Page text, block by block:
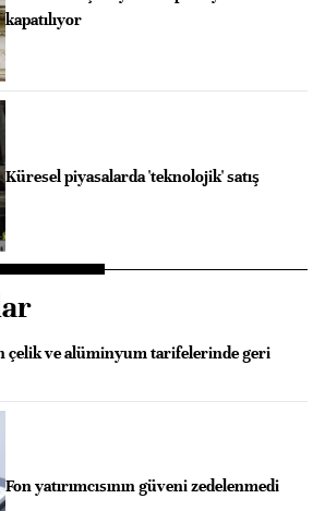
kapatılıyor
Küresel piyasalarda 'teknolojik' satış
çelik ve alüminyum tarifelerinde geri
Fon yatırımcısının güveni zedelenmedi